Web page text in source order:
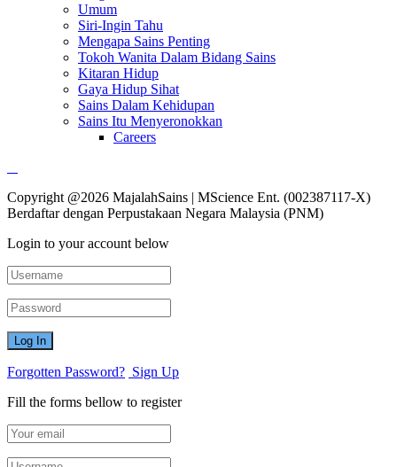
Umum
Siri-Ingin Tahu
Mengapa Sains Penting
Tokoh Wanita Dalam Bidang Sains
Kitaran Hidup
Gaya Hidup Sihat
Sains Dalam Kehidupan
Sains Itu Menyeronokkan
Careers
Copyright @2026 MajalahSains | MScience Ent. (002387117-X)
Berdaftar dengan Perpustakaan Negara Malaysia (PNM)
Login to your account below
Forgotten Password? Sign Up
Fill the forms bellow to register